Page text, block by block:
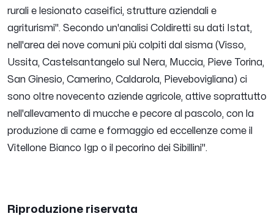
rurali e lesionato caseifici, strutture aziendali e
agriturismi". Secondo un'analisi Coldiretti su dati Istat,
nell'area dei nove comuni più colpiti dal sisma (Visso,
Ussita, Castelsantangelo sul Nera, Muccia, Pieve Torina,
San Ginesio, Camerino, Caldarola, Pievebovigliana) ci
sono oltre novecento aziende agricole, attive soprattutto
nell'allevamento di mucche e pecore al pascolo, con la
produzione di carne e formaggio ed eccellenze come il
Vitellone Bianco Igp o il pecorino dei Sibillini".
Riproduzione riservata